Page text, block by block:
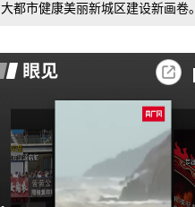
大都市健康美丽新城区建设新画卷。